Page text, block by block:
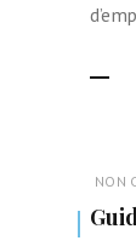
NON